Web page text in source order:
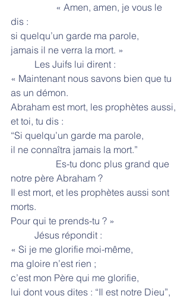
dis :
si quelqu’un garde ma parole,
jamais il ne verra la mort. »
          Les Juifs lui dirent :
« Maintenant nous savons bien que tu
as un démon.
Abraham est mort, les prophètes aussi,
et toi, tu dis :
“Si quelqu’un garde ma parole,
il ne connaîtra jamais la mort.”
notre père Abraham ?
Il est mort, et les prophètes aussi sont
morts.
Pour qui te prends-tu ? »
          Jésus répondit :
« Si je me glorifie moi-même,
ma gloire n’est rien ;
c’est mon Père qui me glorifie,
lui dont vous dites : “Il est notre Dieu”,